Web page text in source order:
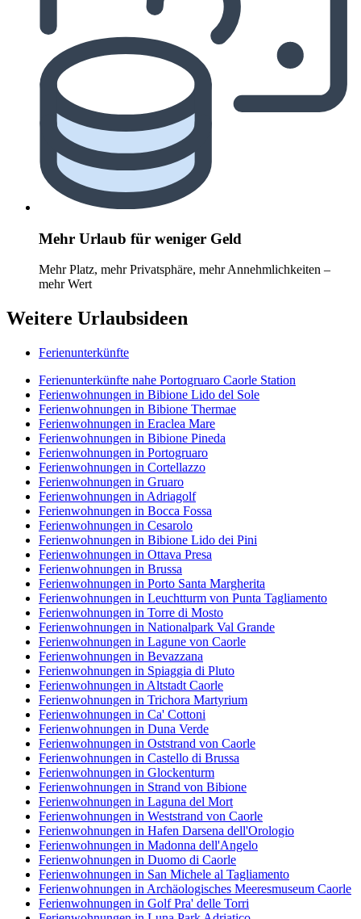
Mehr Urlaub für weniger Geld
Mehr Platz, mehr Privatsphäre, mehr Annehmlichkeiten –
mehr Wert
Weitere Urlaubsideen
Ferienunterkünfte
Ferienunterkünfte nahe Portogruaro Caorle Station
Ferienwohnungen in Bibione Lido del Sole
Ferienwohnungen in Bibione Thermae
Ferienwohnungen in Eraclea Mare
Ferienwohnungen in Bibione Pineda
Ferienwohnungen in Portogruaro
Ferienwohnungen in Cortellazzo
Ferienwohnungen in Gruaro
Ferienwohnungen in Adriagolf
Ferienwohnungen in Bocca Fossa
Ferienwohnungen in Cesarolo
Ferienwohnungen in Bibione Lido dei Pini
Ferienwohnungen in Ottava Presa
Ferienwohnungen in Brussa
Ferienwohnungen in Porto Santa Margherita
Ferienwohnungen in Leuchtturm von Punta Tagliamento
Ferienwohnungen in Torre di Mosto
Ferienwohnungen in Nationalpark Val Grande
Ferienwohnungen in Lagune von Caorle
Ferienwohnungen in Bevazzana
Ferienwohnungen in Spiaggia di Pluto
Ferienwohnungen in Altstadt Caorle
Ferienwohnungen in Trichora Martyrium
Ferienwohnungen in Ca' Cottoni
Ferienwohnungen in Duna Verde
Ferienwohnungen in Oststrand von Caorle
Ferienwohnungen in Castello di Brussa
Ferienwohnungen in Glockenturm
Ferienwohnungen in Strand von Bibione
Ferienwohnungen in Laguna del Mort
Ferienwohnungen in Weststrand von Caorle
Ferienwohnungen in Hafen Darsena dell'Orologio
Ferienwohnungen in Madonna dell'Angelo
Ferienwohnungen in Duomo di Caorle
Ferienwohnungen in San Michele al Tagliamento
Ferienwohnungen in Archäologisches Meeresmuseum Caorle
Ferienwohnungen in Golf Pra' delle Torri